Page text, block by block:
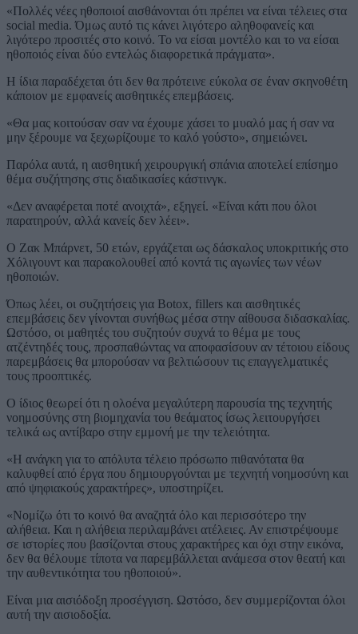
«Πολλές νέες ηθοποιοί αισθάνονται ότι πρέπει να είναι τέλειες στα
social media. Όμως αυτό τις κάνει λιγότερο αληθοφανείς και
λιγότερο προσιτές στο κοινό. Το να είσαι μοντέλο και το να είσαι
ηθοποιός είναι δύο εντελώς διαφορετικά πράγματα».
Η ίδια παραδέχεται ότι δεν θα πρότεινε εύκολα σε έναν σκηνοθέτη
κάποιον με εμφανείς αισθητικές επεμβάσεις.
«Θα μας κοιτούσαν σαν να έχουμε χάσει το μυαλό μας ή σαν να
μην ξέρουμε να ξεχωρίζουμε το καλό γούστο», σημειώνει.
Παρόλα αυτά, η αισθητική χειρουργική σπάνια αποτελεί επίσημο
θέμα συζήτησης στις διαδικασίες κάστινγκ.
«Δεν αναφέρεται ποτέ ανοιχτά», εξηγεί. «Είναι κάτι που όλοι
παρατηρούν, αλλά κανείς δεν λέει».
Ο Ζακ Μπάρνετ, 50 ετών, εργάζεται ως δάσκαλος υποκριτικής στο
Χόλιγουντ και παρακολουθεί από κοντά τις αγωνίες των νέων
ηθοποιών.
Όπως λέει, οι συζητήσεις για Botox, fillers και αισθητικές
επεμβάσεις δεν γίνονται συνήθως μέσα στην αίθουσα διδασκαλίας.
Ωστόσο, οι μαθητές του συζητούν συχνά το θέμα με τους
ατζέντηδές τους, προσπαθώντας να αποφασίσουν αν τέτοιου είδους
παρεμβάσεις θα μπορούσαν να βελτιώσουν τις επαγγελματικές
τους προοπτικές.
Ο ίδιος θεωρεί ότι η ολοένα μεγαλύτερη παρουσία της τεχνητής
νοημοσύνης στη βιομηχανία του θεάματος ίσως λειτουργήσει
τελικά ως αντίβαρο στην εμμονή με την τελειότητα.
«Η ανάγκη για το απόλυτα τέλειο πρόσωπο πιθανότατα θα
καλυφθεί από έργα που δημιουργούνται με τεχνητή νοημοσύνη και
από ψηφιακούς χαρακτήρες», υποστηρίζει.
«Νομίζω ότι το κοινό θα αναζητά όλο και περισσότερο την
αλήθεια. Και η αλήθεια περιλαμβάνει ατέλειες. Αν επιστρέψουμε
σε ιστορίες που βασίζονται στους χαρακτήρες και όχι στην εικόνα,
δεν θα θέλουμε τίποτα να παρεμβάλλεται ανάμεσα στον θεατή και
την αυθεντικότητα του ηθοποιού».
Είναι μια αισιόδοξη προσέγγιση. Ωστόσο, δεν συμμερίζονται όλοι
αυτή την αισιοδοξία.